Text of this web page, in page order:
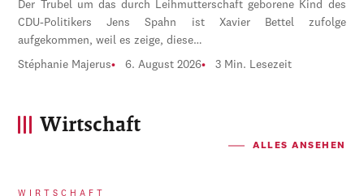
Der Trubel um das durch Leihmutterschaft geborene Kind des
CDU-Politikers Jens Spahn ist Xavier Bettel zufolge
aufgekommen, weil es zeige, diese…
Stéphanie Majerus 6. August 2026 3 Min. Lesezeit
Wirtschaft
ALLES ANSEHEN
WIRTSCHAFT